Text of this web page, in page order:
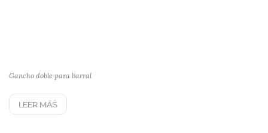
Gancho doble para barral
LEER MÁS